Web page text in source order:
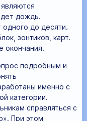
дождь.
до десяти.
зонтиков, карт.
окончания.
подробным и
именно с
категории.
справляться с
При этом